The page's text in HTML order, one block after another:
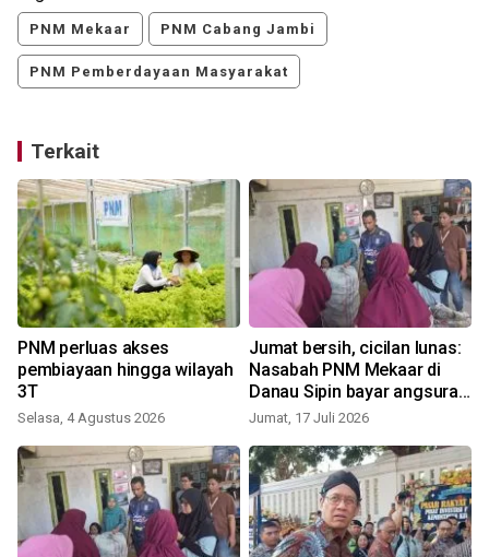
PNM Mekaar PNM Cabang Jambi
PNM Pemberdayaan Masyarakat
Terkait
PNM perluas akses
pembiayaan hingga wilayah
3T
Selasa, 4 Agustus 2026
Jumat bersih, cicilan lunas:
Nasabah PNM Mekaar di
Danau Sipin bayar angsuran
pakai sampah
Jumat, 17 Juli 2026